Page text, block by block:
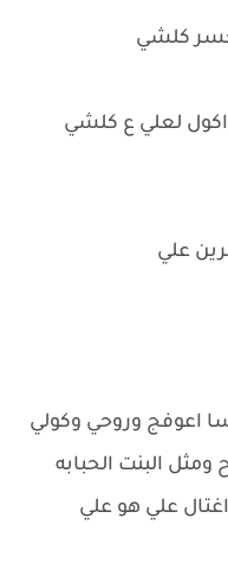
كلشي
لعلي ع كلشي
علي
اعوفج وروحي وكولي
ومثل البنت الحبابه
علي هو علي